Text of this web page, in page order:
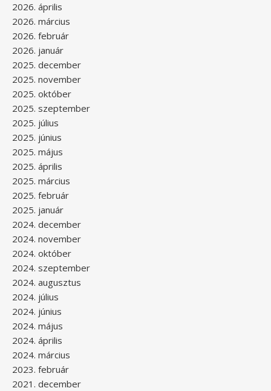
2026. április
2026. március
2026. február
2026. január
2025. december
2025. november
2025. október
2025. szeptember
2025. július
2025. június
2025. május
2025. április
2025. március
2025. február
2025. január
2024. december
2024. november
2024. október
2024. szeptember
2024. augusztus
2024. július
2024. június
2024. május
2024. április
2024. március
2023. február
2021. december